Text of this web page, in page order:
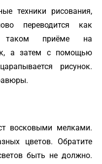
техники рисования,
переводится как
таком приёме на
а затем с помощью
рисунок.
восковыми мелками.
цветов. Обратите
быть не должно.